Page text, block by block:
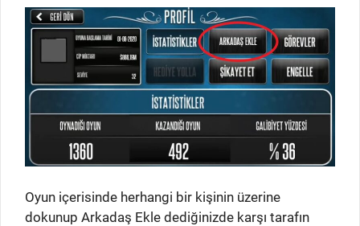
Oyun içerisinde herhangi bir kişinin üzerine
dokunup Arkadaş Ekle dediğinizde karşı tarafın